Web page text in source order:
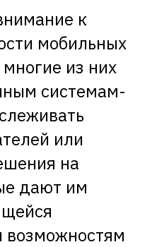
к
мобильных
из них
системам-
или
на
дают им
возможностям